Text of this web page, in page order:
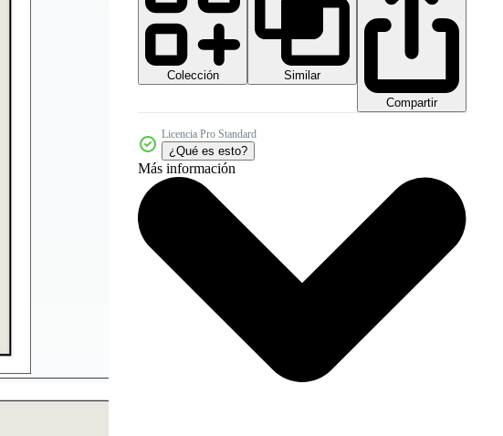
Colección
Similar
Compartir
Licencia Pro Standard
¿Qué es esto?
Más información